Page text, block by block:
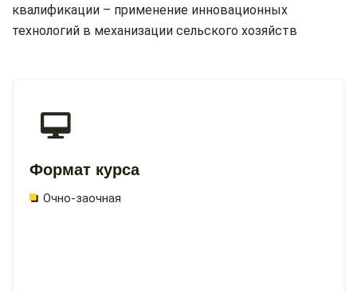
квалификации – применение инновационных
технологий в механизации сельского хозяйств
Формат курса
Очно-заочная